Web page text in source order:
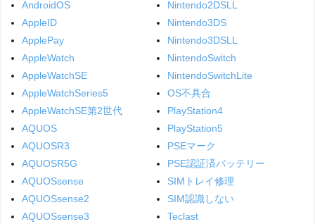
AndroidOS
AppleID
ApplePay
AppleWatch
AppleWatchSE
AppleWatchSeries5
AppleWatchSE第2世代
AQUOS
AQUOSR3
AQUOSR5G
AQUOSsense
AQUOSsense2
AQUOSsense3
Nintendo2DSLL
Nintendo3DS
Nintendo3DSLL
NintendoSwitch
NintendoSwitchLite
OS不具合
PlayStation4
PlayStation5
PSEマーク
PSE認証済バッテリー
SIMトレイ修理
SIM認識しない
Teclast